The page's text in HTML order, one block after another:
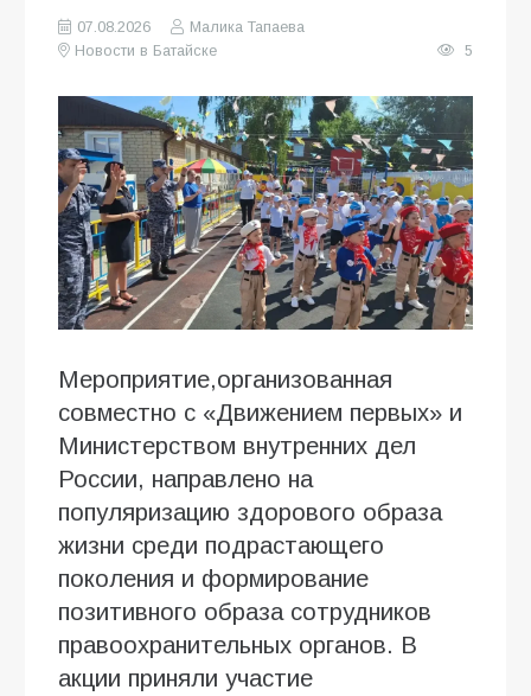
07.08.2026
Малика Тапаева
Новости в Батайске
5
Мероприятие,организованная
совместно с «Движением первых» и
Министерством внутренних дел
России, направлено на
популяризацию здорового образа
жизни среди подрастающего
поколения и формирование
позитивного образа сотрудников
правоохранительных органов. В
акции приняли участие